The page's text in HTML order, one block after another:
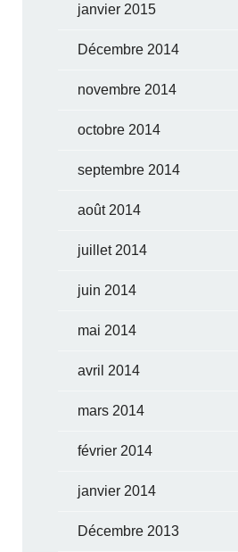
janvier 2015
Décembre 2014
novembre 2014
octobre 2014
septembre 2014
août 2014
juillet 2014
juin 2014
mai 2014
avril 2014
mars 2014
février 2014
janvier 2014
Décembre 2013